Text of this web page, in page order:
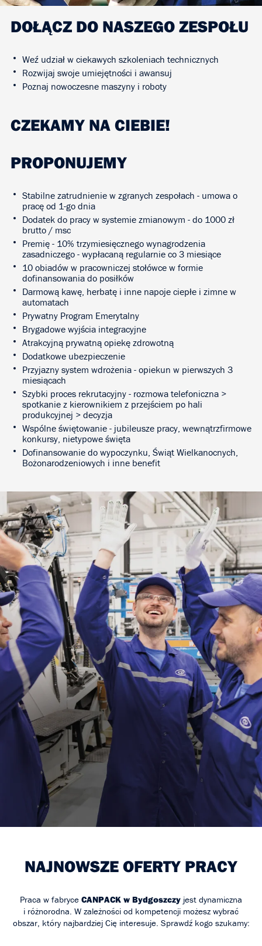
DOŁĄCZ DO NASZEGO ZESPOŁU
Weź udział w ciekawych szkoleniach technicznych
Rozwijaj swoje umiejętności i awansuj
Poznaj nowoczesne maszyny i roboty
CZEKAMY NA CIEBIE!
PROPONUJEMY
Stabilne zatrudnienie w zgranych zespołach - umowa o
pracę od 1-go dnia
Dodatek do pracy w systemie zmianowym - do 1000 zł
brutto / msc
Premię - 10% trzymiesięcznego wynagrodzenia
zasadniczego - wypłacaną regularnie co 3 miesiące
10 obiadów w pracowniczej stołówce w formie
dofinansowania do posiłków
Darmową kawę, herbatę i inne napoje ciepłe i zimne w
automatach
Prywatny Program Emerytalny
Brygadowe wyjścia integracyjne
Atrakcyjną prywatną opiekę zdrowotną
Dodatkowe ubezpieczenie
Przyjazny system wdrożenia - opiekun w pierwszych 3
miesiącach
Szybki proces rekrutacyjny - rozmowa telefoniczna >
spotkanie z kierownikiem z przejściem po hali
produkcyjnej > decyzja
Wspólne świętowanie - jubileusze pracy, wewnątrzfirmowe
konkursy, nietypowe święta
Dofinansowanie do wypoczynku, Świąt Wielkanocnych,
Bożonarodzeniowych i inne benefit
NAJNOWSZE OFERTY PRACY
Praca w fabryce CANPACK w Bydgoszczy jest dynamiczna
i różnorodna. W zależności od kompetencji możesz wybrać
obszar, który najbardziej Cię interesuje. Sprawdź kogo szukamy: